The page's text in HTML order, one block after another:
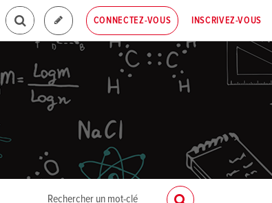
CONNECTEZ-VOUS INSCRIVEZ-VOUS